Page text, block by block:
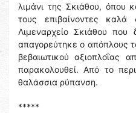
λιμάνι της Σκιάθου, όπου
τους επιβαίνοντες
Λιμεναρχείο Σκιάθου που
απαγορεύτηκε ο απόπλους
βεβαιωτικού αξιοπλοΐας
παρακολουθεί. Από το
θαλάσσια ρύπανση.
*****